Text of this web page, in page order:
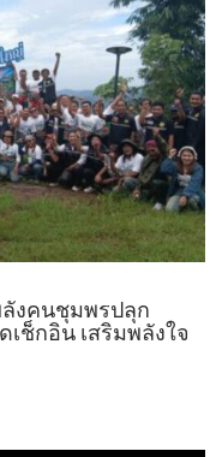
งคนชุมพรปลุก
เช็กอิน เสริมพลังใจ